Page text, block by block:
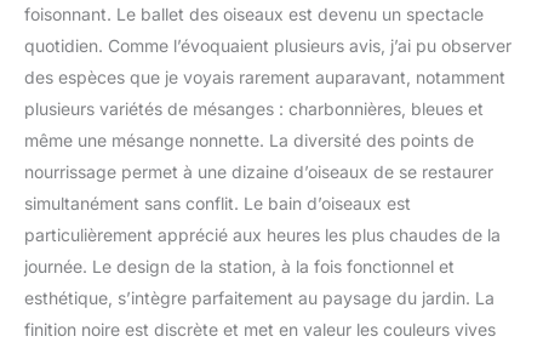
foisonnant. Le ballet des oiseaux est devenu un spectacle
quotidien. Comme l’évoquaient plusieurs avis, j’ai pu observer
des espèces que je voyais rarement auparavant, notamment
plusieurs variétés de mésanges : charbonnières, bleues et
même une mésange nonnette. La diversité des points de
nourrissage permet à une dizaine d’oiseaux de se restaurer
simultanément sans conflit. Le bain d’oiseaux est
particulièrement apprécié aux heures les plus chaudes de la
journée. Le design de la station, à la fois fonctionnel et
esthétique, s’intègre parfaitement au paysage du jardin. La
finition noire est discrète et met en valeur les couleurs vives